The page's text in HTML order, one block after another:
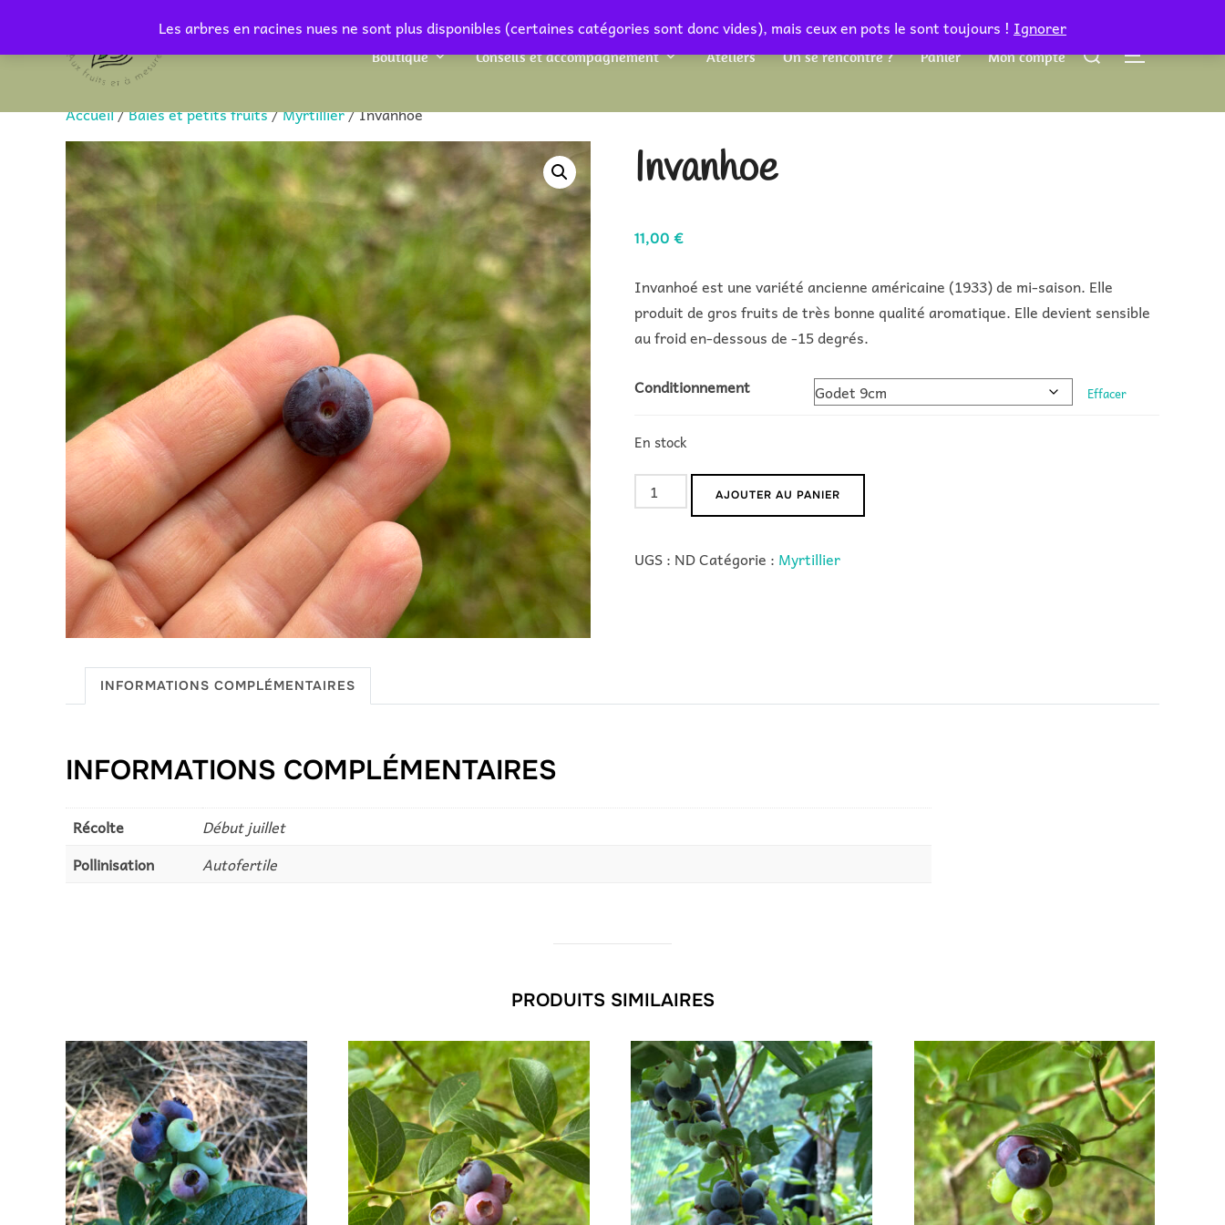
Les arbres en racines nues ne sont plus disponibles (certaines catégories sont donc vides), mais ceux en pots le sont toujours ! Ignorer
contenu
Boutique Conseils et accompagnement Ateliers On se rencontre ? Panier Mon compte
Accueil/Baies et petits fruits/Myrtillier/ Invanhoe
Invanhoe
11,00 €
Invanhoé est une variété ancienne américaine (1933) de mi-saison. Elle
produit de gros fruits de très bonne qualité aromatique. Elle devient sensible
au froid en-dessous de -15 degrés.
Conditionnement Effacer
En stock
quantité
de
AJOUTER AU PANIER
UGS : NDCatégorie : Myrtillier
INFORMATIONS COMPLÉMENTAIRES
INFORMATIONS COMPLÉMENTAIRES
Récolte
Début juillet
Pollinisation
Autofertile
PRODUITS SIMILAIRES